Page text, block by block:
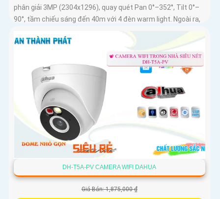
phân giải 3MP (2304x1296), quay quét Pan 0°–352°, Tilt 0°–
90°, tầm chiếu sáng đến 40m với 4 đèn warm light. Ngoài ra,
nhớ tối đa 256GB, kết nối Wi-Fi 2
DH-T5A-PV CAMERA WIFI DAHUA
Giá Bán: 1,875,000 ₫